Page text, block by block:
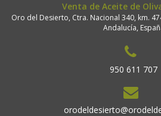
Venta de Aceite de
Oro del Desierto, Ctra. Nacional 340, km.
Andalucía,
950 611 707